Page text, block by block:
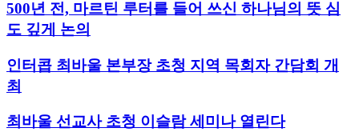
500년 전, 마르틴 루터를 들어 쓰신 하나님의 뜻 심
도 깊게 논의
인터콥 최바울 본부장 초청 지역 목회자 간담회 개
최
최바울 선교사 초청 이슬람 세미나 열린다